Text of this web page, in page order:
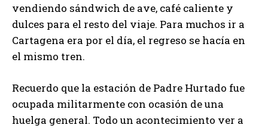
vendiendo sándwich de ave, café caliente y
dulces para el resto del viaje. Para muchos ir a
Cartagena era por el día, el regreso se hacía en
el mismo tren.
Recuerdo que la estación de Padre Hurtado fue
ocupada militarmente con ocasión de una
huelga general. Todo un acontecimiento ver a